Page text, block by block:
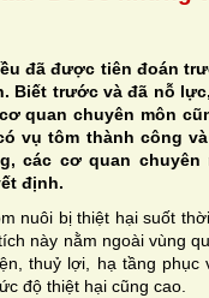
đã được tiên đoán
Biết trước và đã nỗ
quan chuyên môn
vụ tôm thành công
các cơ quan chuyên
định.
nuôi bị thiệt hại suốt
này nằm ngoài vùng
thuỷ lợi, hạ tầng
độ thiệt hại cũng cao.